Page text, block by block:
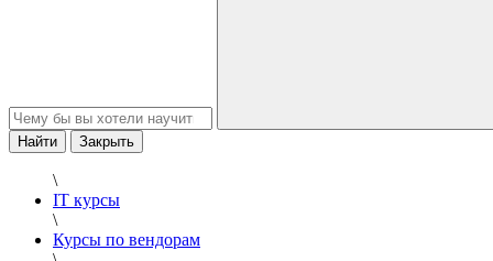
Найти Закрыть
\
IT курсы
\
Курсы по вендорам